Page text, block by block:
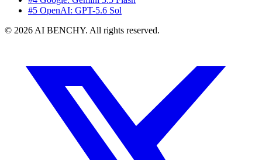
#5 OpenAI: GPT-5.6 Sol
© 2026 AI BENCHY. All rights reserved.